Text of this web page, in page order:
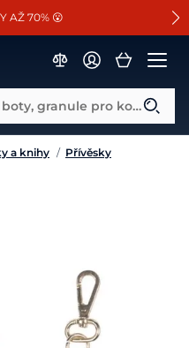
od Cassini!
AŽ 70% 😮
sedlům ZDARMA 🐴
Co hledáte? Např. jezdecké boty, granule pro koně...
a knihy / Přívěsky